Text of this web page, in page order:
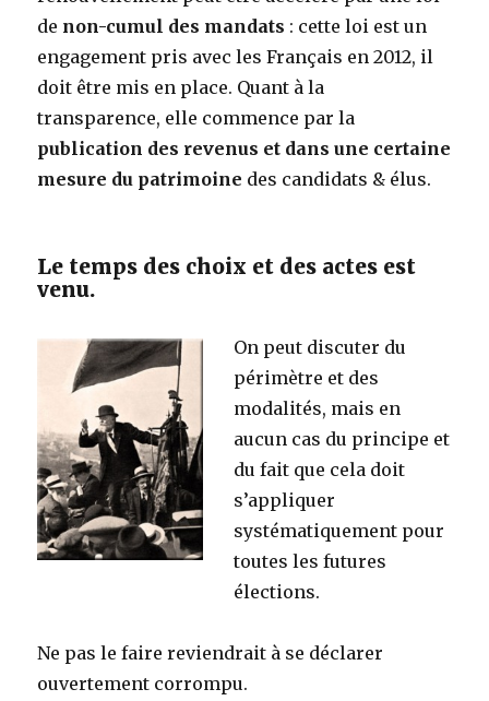
de non-cumul des mandats : cette loi est un
engagement pris avec les Français en 2012, il
doit être mis en place. Quant à la
transparence, elle commence par la
publication des revenus et dans une certaine
mesure du patrimoine des candidats & élus.
Le temps des choix et des actes est
venu.
On peut discuter du
périmètre et des
modalités, mais en
aucun cas du principe et
du fait que cela doit
s’appliquer
systématiquement pour
toutes les futures
élections.
Ne pas le faire reviendrait à se déclarer
ouvertement corrompu.